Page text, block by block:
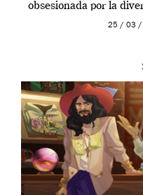
obsesionada por la
25 / 03